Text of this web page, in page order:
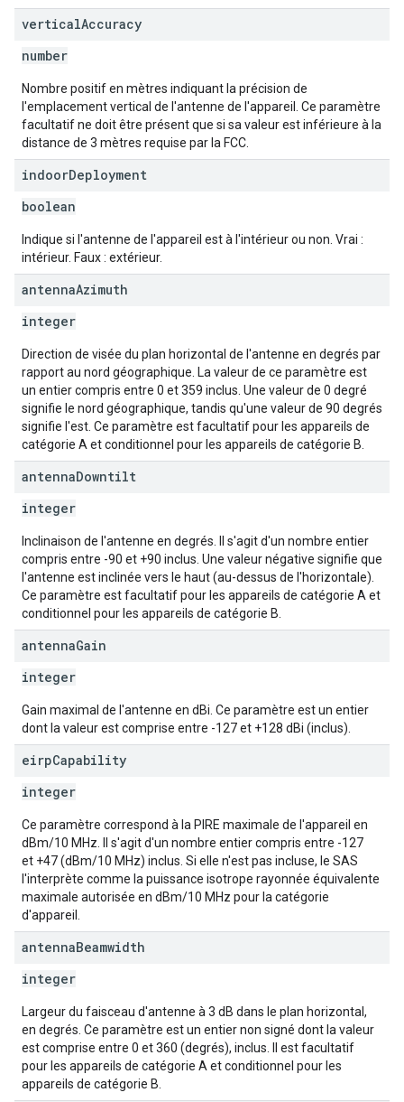
verticalAccuracy
number
Nombre positif en mètres indiquant la précision de
l'emplacement vertical de l'antenne de l'appareil. Ce paramètre
facultatif ne doit être présent que si sa valeur est inférieure à la
distance de 3 mètres requise par la FCC.
indoorDeployment
boolean
Indique si l'antenne de l'appareil est à l'intérieur ou non. Vrai :
intérieur. Faux : extérieur.
antennaAzimuth
integer
Direction de visée du plan horizontal de l'antenne en degrés par
rapport au nord géographique. La valeur de ce paramètre est
un entier compris entre 0 et 359 inclus. Une valeur de 0 degré
signifie le nord géographique, tandis qu'une valeur de 90 degrés
signifie l'est. Ce paramètre est facultatif pour les appareils de
catégorie A et conditionnel pour les appareils de catégorie B.
antennaDowntilt
integer
Inclinaison de l'antenne en degrés. Il s'agit d'un nombre entier
compris entre -90 et +90 inclus. Une valeur négative signifie que
l'antenne est inclinée vers le haut (au-dessus de l'horizontale).
Ce paramètre est facultatif pour les appareils de catégorie A et
conditionnel pour les appareils de catégorie B.
antennaGain
integer
Gain maximal de l'antenne en dBi. Ce paramètre est un entier
dont la valeur est comprise entre -127 et +128 dBi (inclus).
eirpCapability
integer
Ce paramètre correspond à la PIRE maximale de l'appareil en
dBm/10 MHz. Il s'agit d'un nombre entier compris entre -127
et +47 (dBm/10 MHz) inclus. Si elle n'est pas incluse, le SAS
l'interprète comme la puissance isotrope rayonnée équivalente
maximale autorisée en dBm/10 MHz pour la catégorie
d'appareil.
antennaBeamwidth
integer
Largeur du faisceau d'antenne à 3 dB dans le plan horizontal,
en degrés. Ce paramètre est un entier non signé dont la valeur
est comprise entre 0 et 360 (degrés), inclus. Il est facultatif
pour les appareils de catégorie A et conditionnel pour les
appareils de catégorie B.